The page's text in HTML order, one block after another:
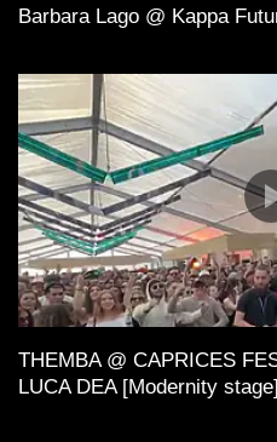
Barbara Lago @ Kappa
THEMBA @ CAPRICES
LUCA DEA [Modernity stage]